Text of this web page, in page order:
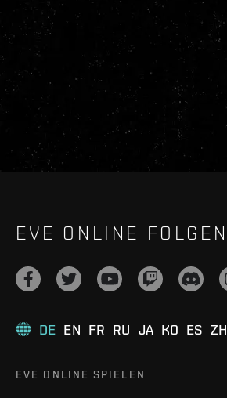
EVE ONLINE FOLGEN
DE EN FR RU JA KO ES ZH
EVE ONLINE SPIELEN